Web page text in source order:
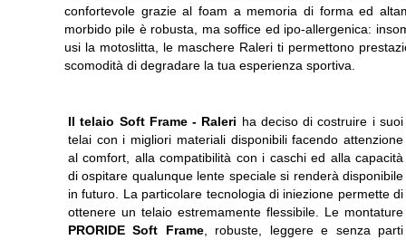
confortevole grazie al foam a memoria di forma ed
morbido pile è robusta, ma soffice ed ipo-allergenica:
usi la motoslitta, le maschere Raleri ti permettono
scomodità di degradare la tua esperienza sportiva.
Il telaio Soft Frame - Raleri ha deciso di costruire i suoi
telai con i migliori materiali disponibili facendo attenzione
al comfort, alla compatibilità con i caschi ed alla capacità
di ospitare qualunque lente speciale si renderà disponibile
in futuro. La particolare tecnologia di iniezione permette di
ottenere un telaio estremamente flessibile. Le montature
PRORIDE Soft Frame, robuste, leggere e senza parti